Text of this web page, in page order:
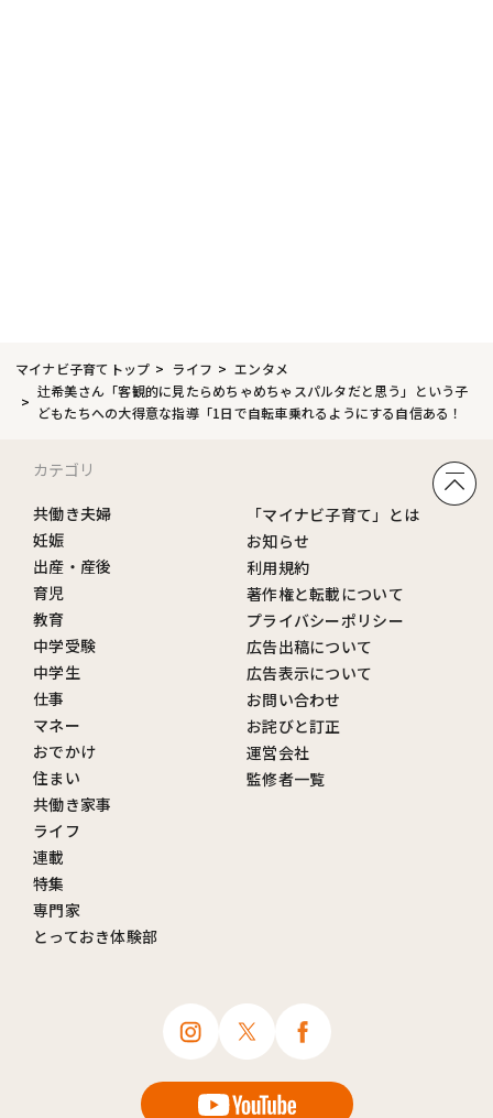
マイナビ子育てトップ ライフ
エンタメ
辻希美さん「客観的に見たらめちゃめちゃスパルタだと思う」という子
どもたちへの大得意な指導「1日で自転車乗れるようにする自信ある！
カテゴリ
共働き夫婦
妊娠
出産・産後
育児
教育
中学受験
中学生
仕事
マネー
おでかけ
住まい
共働き家事
ライフ
連載
特集
専門家
とっておき体験部
「マイナビ子育て」とは
お知らせ
利用規約
著作権と転載について
プライバシーポリシー
広告出稿について
広告表示について
お問い合わせ
お詫びと訂正
運営会社
監修者一覧